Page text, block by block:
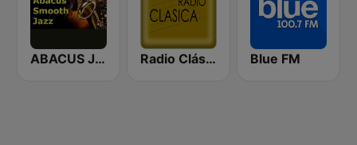
ABACUS JAZZ Radio Clásica Blue FM